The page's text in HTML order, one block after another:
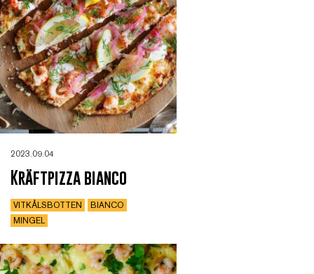
2023.09.04
Kräftpizza bianco
VITKÅLSBOTTEN
BIANCO
MINGEL